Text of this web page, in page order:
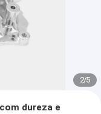
2/5
dureza e